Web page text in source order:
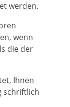
werden.
wenn
die der
Ihnen
schriftlich